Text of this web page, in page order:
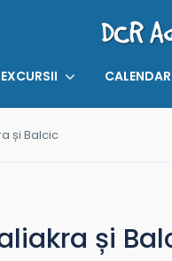
EXCURSII CALENDAR
și Balcic
și